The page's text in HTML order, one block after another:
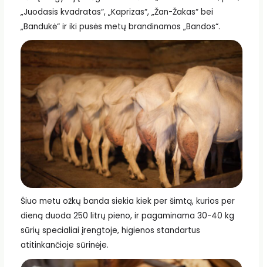
„Juodasis kvadratas“, „Kaprizas“, „Žan-Žakas“ bei
„Bandukė“ ir iki pusės metų brandinamos „Bandos“.
Šiuo metu ožkų banda siekia kiek per šimtą, kurios per
dieną duoda 250 litrų pieno, ir pagaminama 30-40 kg
sūrių specialiai įrengtoje, higienos standartus
atitinkančioje sūrinėje.